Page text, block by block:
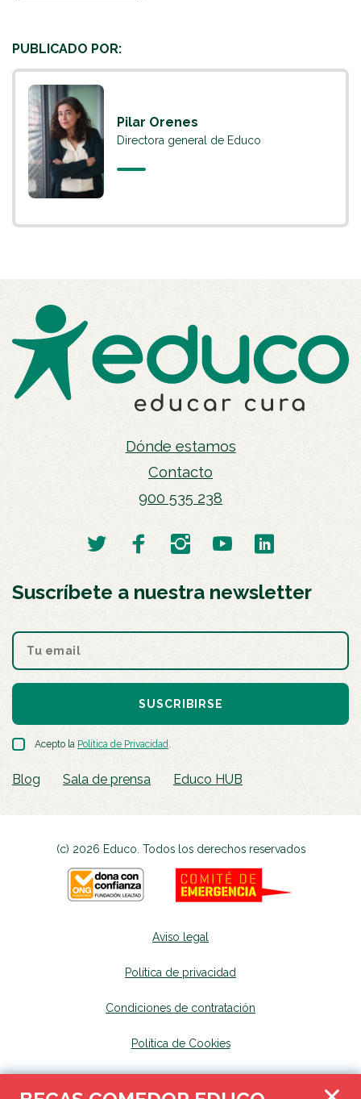
PUBLICADO POR:
Pilar Orenes
Directora general de Educo
Dónde estamos
Contacto
900 535 238
Suscríbete a nuestra newsletter
SUSCRIBIRSE
Acepto la Política de Privacidad.
Blog Sala de prensa Educo HUB
(c) 2026 Educo. Todos los derechos reservados
Aviso legal
Política de privacidad
Condiciones de contratación
Política de Cookies